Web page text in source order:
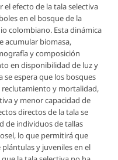
el efecto de la tala selectiva
en el bosque de la
colombiano. Esta dinámica
acumular biomasa,
y composición
en disponibilidad de luz y
se espera que los bosques
y mortalidad,
y menor capacidad de
directos de la tala se
de individuos de tallas
lo que permitirá que
y juveniles en el